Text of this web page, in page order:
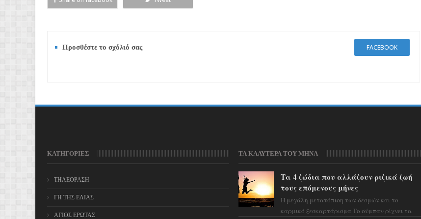
Προσθέστε το σχόλιό σας FACEBOOK
ΚΑΤΗΓΟΡΙΕΣ
ΤΗΛΕΟΡΑΣΗ
ΓΗ ΤΗΣ ΕΛΙΑΣ
ΑΓΙΟΣ ΕΡΩΤΑΣ
ΤΑ ΚΑΛΥΤΕΡΑ ΤΟΥ ΜΗΝΑ
Τα 4 ζώδια που αλλάζουν ριζικά ζωή
τους επόμενους μήνες
Η μεγάλη μετατόπιση των δεσμών και το
καρμικό ξεσκαρτάρισμα Το σύμπαν ρίχνει τα